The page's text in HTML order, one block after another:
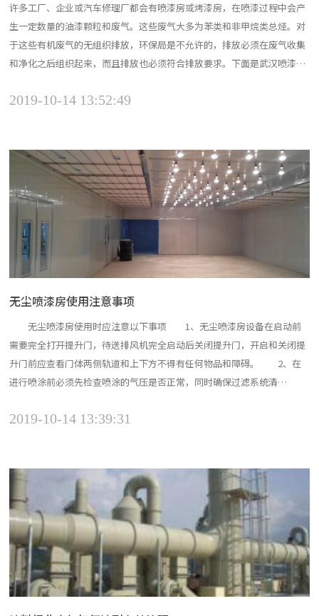
许多工厂、企业或汽车修理厂都会有喷漆房或烤漆房，在喷漆过程中会产
生一定数量的油漆颗粒和废气。这些废气大多为苯类和非甲烷类总烃。对
于这些有机废气的无组织排放，环保局是不允许的，排放必须在废气收集
和净化之后组织起来，而且排放也必须符合排放要求。下面是武汉喷漆房
求？对喷漆房废气处理工艺较多。我公司已经为喷漆房做了大量的废气处
2019-10-14 13:52:49
无尘喷漆房使用注意事项
无尘喷漆房使用时应注意以下事项 1、无尘喷漆房设备在启动前
需要完全打开提升门，待送排风机完全启动后关闭提升门，开启和关闭提
升门前应查看门体两侧轨道和上下方不得有任何物品和障碍。 2、在
进行喷涂前必须先检查喷涂的气压是否正常，同时确保过滤系统清
查空气压缩机和油 水微尘分离器，使喷漆软管保持洁净。 5、必须穿
2019-10-14 13:39:31